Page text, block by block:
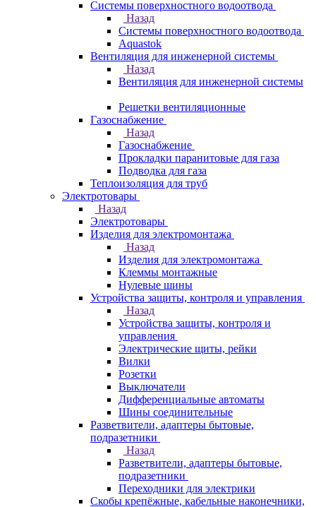
Системы поверхностного водоотвода
Назад
Системы поверхностного водоотвода
Aquastok
Вентиляция для инженерной системы
Назад
Вентиляция для инженерной системы
Решетки вентиляционные
Газоснабжение
Назад
Газоснабжение
Прокладки паранитовые для газа
Подводка для газа
Теплоизоляция для труб
Электротовары
Назад
Электротовары
Изделия для электромонтажа
Назад
Изделия для электромонтажа
Клеммы монтажные
Нулевые шины
Устройства защиты, контроля и управления
Назад
Устройства защиты, контроля и
управления
Электрические щиты, рейки
Вилки
Розетки
Выключатели
Дифференциальные автоматы
Шины соединительные
Разветвители, адаптеры бытовые,
подразетники
Назад
Разветвители, адаптеры бытовые,
подразетники
Переходники для электрики
Скобы крепёжные, кабельные наконечники,